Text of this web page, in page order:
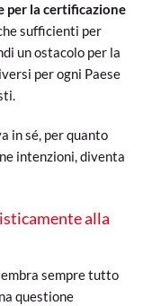
per la certificazione
sufficienti per
un ostacolo per la
per ogni Paese
in sé, per quanto
intenzioni, diventa
alla
sempre tutto
questione